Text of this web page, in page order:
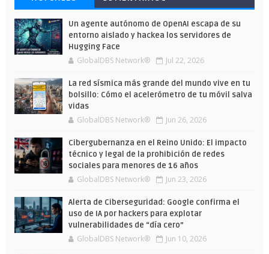
ha dejado a la IA escribir sobre Star
Wars
más barato comprar en Shein
y limitados para que te formes este
verano
Un agente autónomo de OpenAI escapa de su
entorno aislado y hackea los servidores de
Hugging Face
GlobalDBS Network® Jul 22, 2026
La red sísmica más grande del mundo vive en tu
bolsillo: Cómo el acelerómetro de tu móvil salva
vidas
GlobalDBS Network® Jun 26, 2026
Cibergubernanza en el Reino Unido: El impacto
técnico y legal de la prohibición de redes
sociales para menores de 16 años
GlobalDBS Network® Jun 23, 2026
Alerta de Ciberseguridad: Google confirma el
uso de IA por hackers para explotar
vulnerabilidades de “día cero”
GlobalDBS Network® Jun 10, 2026